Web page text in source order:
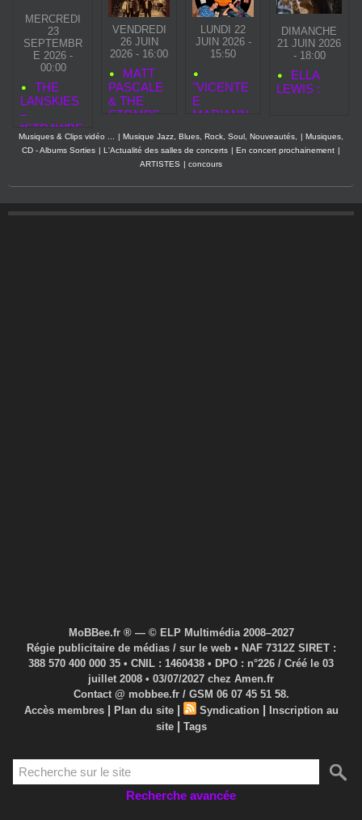
MERCREDI
23
SEPTEMBR
E 2026 -
00:00
THE
LANSKIES
–
“STRAWBE
RRY LANE”
:
VENDREDI
26 JUIN
2026 - 16:00
MATT
PASCALE
& THE
STOMPS
T LES
AMARRES
AVEC
L'ALBUM
(BLUES
LUNDI 22
JUIN 2026 -
15:50
"VICENTE
E
MARIANN
EMMÈNE
NT À
BAHIA
AVEC
CŒUR"
DIMANCHE
21 JUIN 2026
- 18:00
ELLA
LEWIS :
Musiques & Clips vidéo ... | Musique Jazz, Blues, Rock, Soul, Nouveautés, | Musiques,
CD - Albums Sorties | L'Actualité des salles de concerts | En concert prochainement |
ARTISTES | concours
MoBBee.fr ® — © ELP Multimédia 2008–2027
Régie publicitaire de médias / sur le web • NAF 7312Z SIRET :
388 570 400 000 35 • CNIL : 1460438 • DPO : n°226 / Créé le 03
juillet 2008 • 03/07/2027 chez Amen.fr
Contact @ mobbee.fr / GSM 06 07 45 51 58.
Accès membres | Plan du site | Syndication |
Inscription au
site | Tags
Recherche avancée